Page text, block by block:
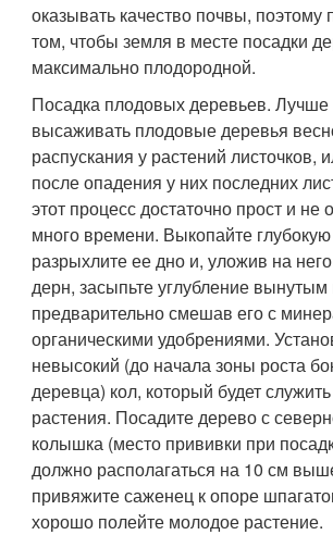
оказывать качество почвы, поэтому
том, чтобы земля в месте посадки
максимально плодородной.
Посадка плодовых деревьев. Лучше
высаживать плодовые деревья
распускания у растений листочков,
после опадения у них последних
этот процесс достаточно прост и не
много времени. Выкопайте
разрыхлите ее дно и, уложив на
дерн, засыпьте углубление вынутым
предварительно смешав его с
органическими удобрениями.
невысокий (до начала зоны роста
деревца) кол, который будет
растения. Посадите дерево с
колышка (место прививки при
должно располагаться на 10 см
привяжите саженец к опоре
хорошо полейте молодое растение.